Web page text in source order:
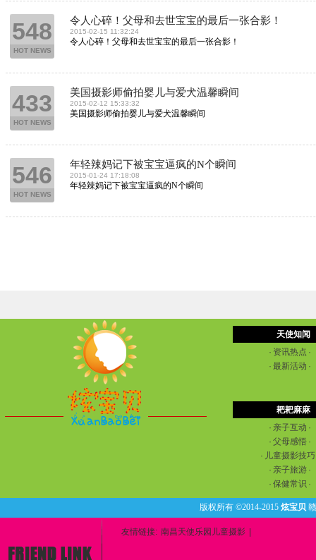
548
HOT NEWS
令人心碎！父母和去世宝宝的最后一张合影！
2015-02-15 11:32:24
令人心碎！父母和去世宝宝的最后一张合影！
433
HOT NEWS
美国摄影师偷拍婴儿与爱犬温馨瞬间
2015-02-12 15:33:32
美国摄影师偷拍婴儿与爱犬温馨瞬间
546
HOT NEWS
年轻辣妈记下被宝宝逼疯的N个瞬间
2015-01-24 17:18:08
年轻辣妈记下被宝宝逼疯的N个瞬间
天使知闻
· 资讯热点 ·
· 最新活动 ·
耙耙麻麻
· 亲子互动 ·
· 父母感悟 ·
· 儿童摄影技巧
· 亲子旅游 ·
· 保健常识 ·
版权所有 ©2014-2015 炫宝贝
友情链接: 南昌天使乐园儿童摄影